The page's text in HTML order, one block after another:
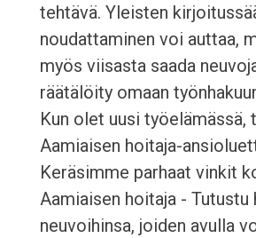
tehtävä. Yleisten
noudattaminen voi auttaa,
myös viisasta saada
räätälöity omaan
Kun olet uusi työelämässä,
Aamiaisen hoitaja-
Keräsimme parhaat vinkit
Aamiaisen hoitaja - Tutustu
neuvoihinsa, joiden avulla